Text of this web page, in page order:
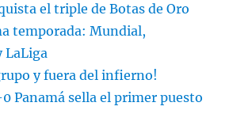
el triple de Botas de Oro
temporada: Mundial,
LaLiga
y fuera del infierno!
Panamá sella el primer puesto